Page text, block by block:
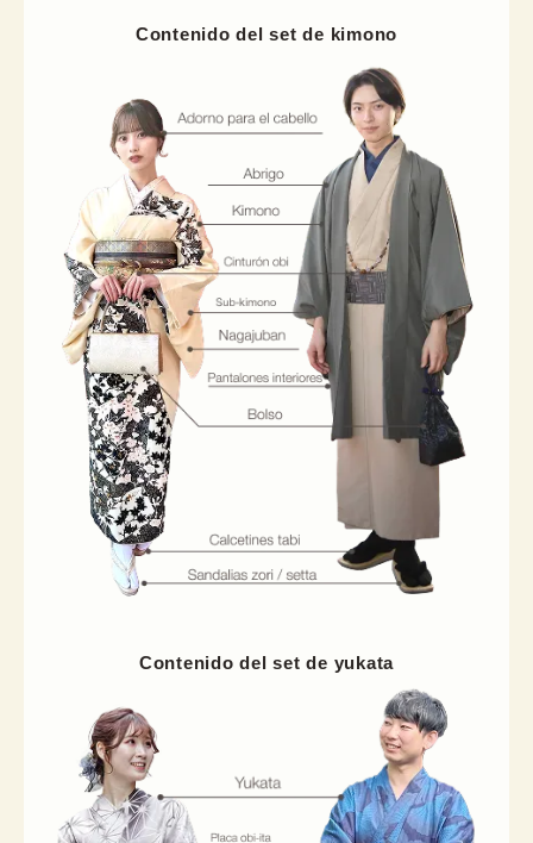
Contenido del set de kimono
Contenido del set de yukata